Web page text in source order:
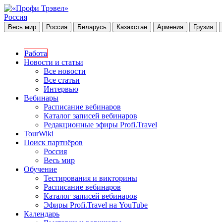
Россия
Весь мир Россия Беларусь Казахстан Армения Грузия
Работа
Новости и статьи
Все новости
Все статьи
Интервью
Вебинары
Расписание вебинаров
Каталог записей вебинаров
Редакционные эфиры Profi.Travel
TourWiki
Поиск партнёров
Россия
Весь мир
Обучение
Тестирования и викторины
Расписание вебинаров
Каталог записей вебинаров
Эфиры Profi.Travel на YouTube
Календарь